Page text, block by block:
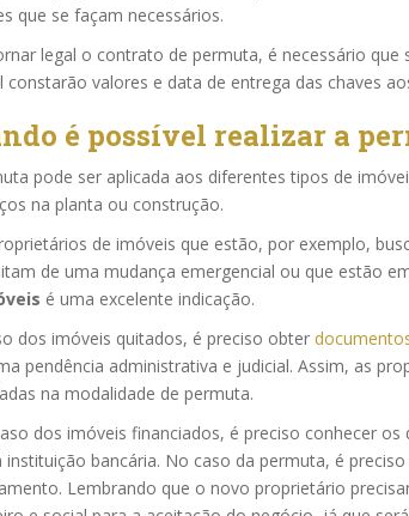
que se façam necessários.
legal o contrato de permuta, é necessário que
constarão valores e data de entrega das chaves
é possível realizar a
pode ser aplicada aos diferentes tipos de
na planta ou construção.
de imóveis que estão, por exemplo,
de uma mudança emergencial ou que estão
é uma excelente indicação.
dos imóveis quitados, é preciso obter
pendência administrativa e judicial. Assim, as
na modalidade de permuta.
dos imóveis financiados, é preciso conhecer
instituição bancária. No caso da permuta, é
Lembrando que o novo proprietário